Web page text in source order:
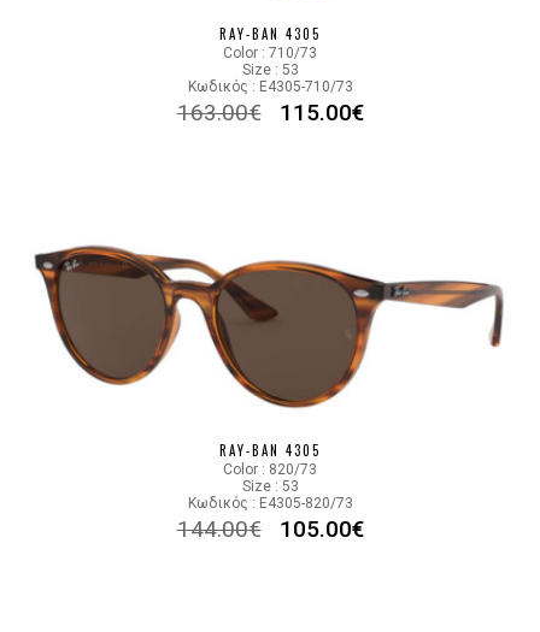
RAY-BAN 4305
Color : 710/73
Size : 53
Κωδικός : E4305-710/73
163.00€ 115.00€
RAY-BAN 4305
Color : 820/73
Size : 53
Κωδικός : E4305-820/73
144.00€ 105.00€